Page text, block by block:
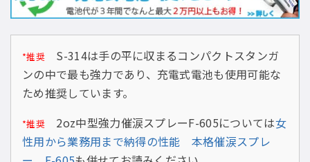
*推奨S-314は手の平に収まるコンパクトスタンガ
ンの中で最も強力であり、充電式電池も使用可能な
ため推奨しています。
*推奨2oz中型強力催涙スプレーF-605については女
性用から業務用まで納得の性能 本格催涙スプレ